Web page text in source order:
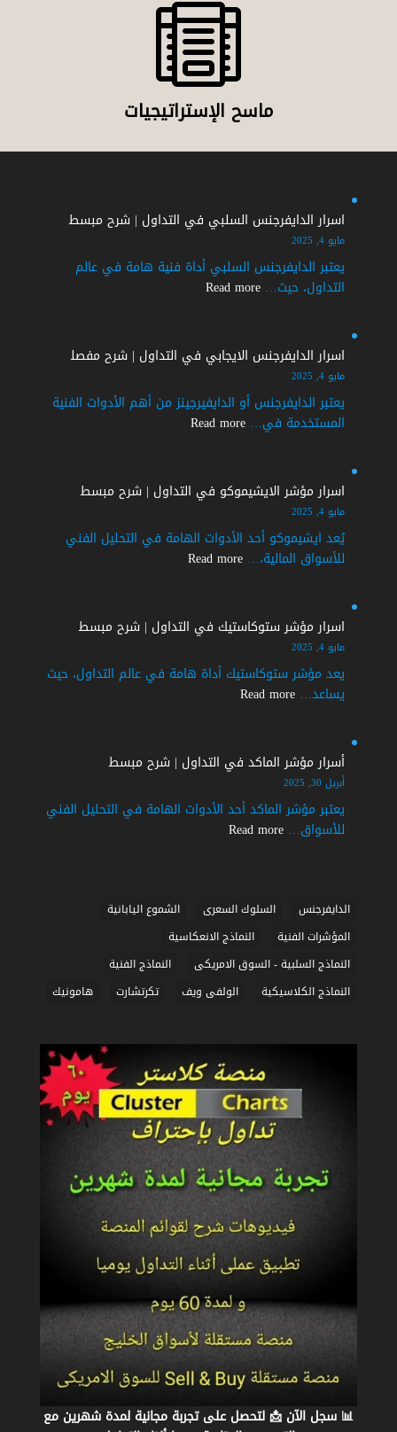

ماسح الإستراتيجيات
اسرار الدايفرجنس السلبي في التداول | شرح مبسط
مايو 4, 2025
يعتبر الدايفرجنس السلبي أداة فنية هامة في عالم
التداول، حيث… Read more
:
السلبي
في
|
شرح
اسرار الدايفرجنس الايجابي في التداول | شرح مفصل
مايو 4, 2025
يعتبر الدايفرجنس أو الدايفيرجينز من أهم الأدوات الفنية
المستخدمة في… Read more
:
الايجابي
في
|
شرح
اسرار مؤشر الايشيموكو في التداول | شرح مبسط
مايو 4, 2025
يُعد ايشيموكو أحد الأدوات الهامة في التحليل الفني
للأسواق المالية،… Read more
:
الايشيموكو
في
|
اسرار مؤشر ستوكاستيك في التداول | شرح مبسط
مايو 4, 2025
يعد مؤشر ستوكاستيك أداة هامة في عالم التداول، حيث
يساعد… Read more
:
ستوكاستيك
في
|
شرح
أسرار مؤشر الماكد في التداول | شرح مبسط
أبريل 30, 2025
يعتبر مؤشر الماكد أحد الأدوات الهامة في التحليل الفني
للأسواق… Read more
:
في
التداول
|
شرح
مبسط
الدايفرجنس السلوك السعرى
الشموع اليابانية
المؤشرات الفنية
النماذج الانعكاسية
النماذج السلبية - السوق الامريكى
النماذج الفنية
النماذج الكلاسيكية
الولفى ويف تكرتشارت هامونيك
📊 سجل الآن 📩 لتحصل على تجربة مجانية لمدة شهرين مع